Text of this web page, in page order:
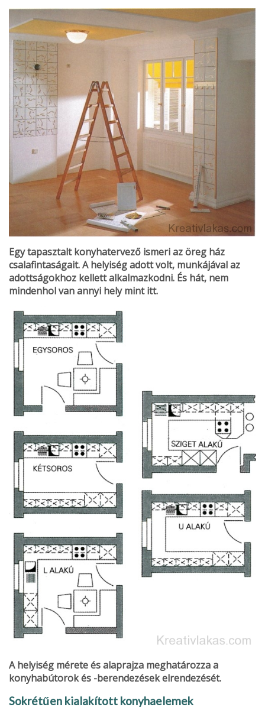
Egy tapasztalt konyhatervező ismeri az öreg ház
csalafintaságait. A helyiség adott volt, munkájával az
adottságokhoz kellett alkalmazkodni. És hát, nem
mindenhol van annyi hely mint itt.
A helyiség mérete és alaprajza meghatározza a
konyhabútorok és -berendezések elrendezését.
Sokrétűen kialakított konyhaelemek